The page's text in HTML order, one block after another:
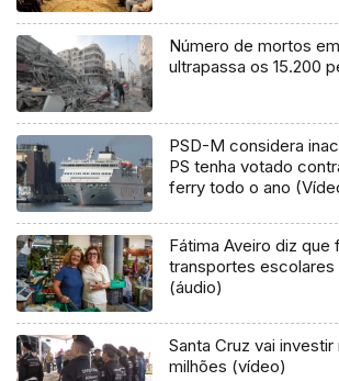
Número de mortos
ultrapassa os 15.200
PSD-M considera
PS tenha votado
ferry todo o ano
Fátima Aveiro diz que
transportes escolares
(áudio)
Santa Cruz vai
milhões (vídeo)